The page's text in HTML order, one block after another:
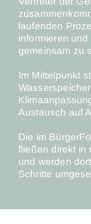
laufenden
informieren
gemeinsam zu
Im Mittelpunkt
Austausch auf
Die im
fließen direkt in
und werden
Schritte